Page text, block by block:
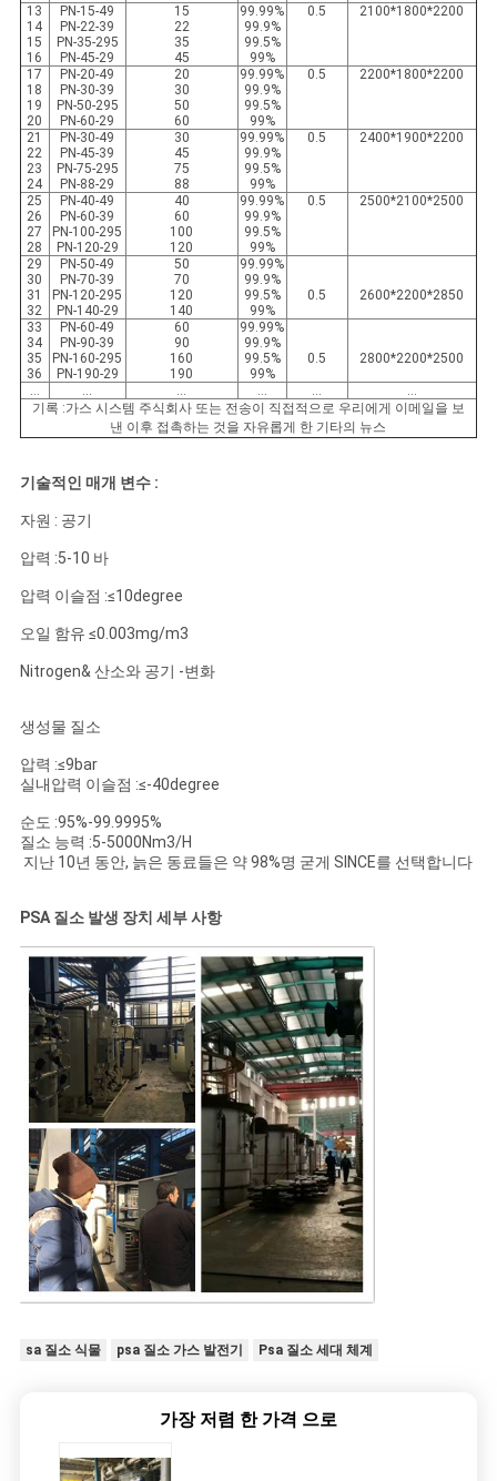
13
14
15
16
PN-15-49
PN-22-39
PN-35-295
PN-45-29
15
22
35
45
99.99%
99.9%
99.5%
99%
0.5 2100*1800*2200
17
18
19
20
PN-20-49
PN-30-39
PN-50-295
PN-60-29
20
30
50
60
99.99%
99.9%
99.5%
99%
0.5 2200*1800*2200
21
22
23
24
PN-30-49
PN-45-39
PN-75-295
PN-88-29
30
45
75
88
99.99%
99.9%
99.5%
99%
0.5 2400*1900*2200
25
26
27
28
PN-40-49
PN-60-39
PN-100-295
PN-120-29
40
60
100
120
99.99%
99.9%
99.5%
99%
0.5 2500*2100*2500
29
30
31
32
PN-50-49
PN-70-39
PN-120-295
PN-140-29
50
70
120
140
99.99%
99.9%
99.5%
99%
0.5 2600*2200*2850
33
34
35
36
PN-60-49
PN-90-39
PN-160-295
PN-190-29
60
90
160
190
99.99%
99.9%
99.5%
99%
0.5 2800*2200*2500
... ... ... ... ...
...
기록 :가스 시스템 주식회사 또는 전송이 직접적으로 우리에게 이메일을 보
낸 이후 접촉하는 것을 자유롭게 한 기타의 뉴스
기술적인 매개 변수 :
자원 : 공기
압력 :5-10 바
압력 이슬점 :≤10degree
오일 함유 ≤0.003mg/m3
Nitrogen& 산소와 공기 -변화
생성물 질소
압력 :≤9bar
실내압력 이슬점 :≤-40degree
순도 :95%-99.9995%
질소 능력 :5-5000Nm3/H
지난 10년 동안, 늙은 동료들은 약 98%명 굳게 SINCE를 선택합니다
PSA 질소 발생 장치 세부 사항
sa 질소 식물 psa 질소 가스 발전기 Psa 질소 세대 체계
가장 저렴 한 가격 으로